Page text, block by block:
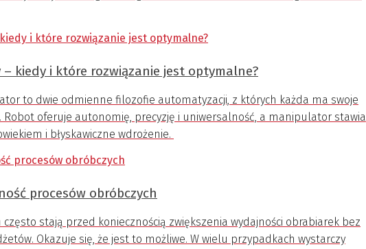
kiedy i które rozwiązanie jest optymalne?
to dwie odmienne filozofie automatyzacji, z których każda ma swoje
oferuje autonomię, precyzję i uniwersalność, a manipulator stawia
i błyskawiczne wdrożenie.
procesów obróbczych
często stają przed koniecznością zwiększenia wydajności obrabiarek bez
Okazuje się, że jest to możliwe. W wielu przypadkach wystarczy